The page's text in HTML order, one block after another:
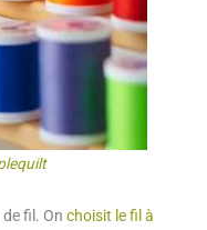
fil. On choisit le fil à